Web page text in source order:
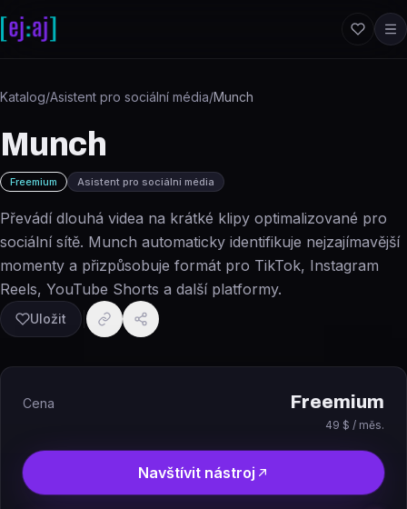
Katalog/Asistent pro sociální média/Munch
Munch
Freemium Asistent pro sociální média
Převádí dlouhá videa na krátké klipy optimalizované pro
sociální sítě. Munch automaticky identifikuje nejzajímavější
momenty a přizpůsobuje formát pro TikTok, Instagram
Reels, YouTube Shorts a další platformy.
Uložit
Cena Freemium
49 $ / měs.
Navštívit nástroj